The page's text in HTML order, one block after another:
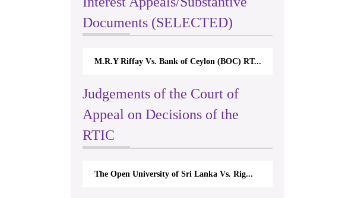
Documents (SELECTED)
M.R.Y Riffay Vs. Bank of Ceylon (BOC) RT...
Judgements of the Court of
Appeal on Decisions of the
RTIC
The Open University of Sri Lanka Vs. Rig...